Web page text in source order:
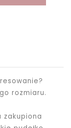
rozmiaru.
zakupiona